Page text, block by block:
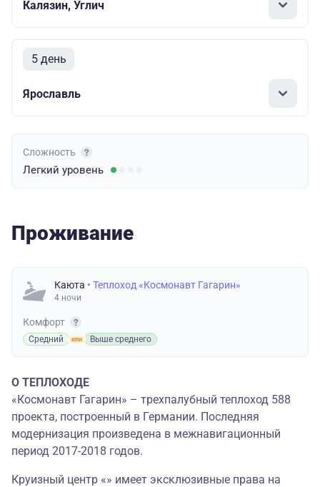
Калязин, Углич
5 день
Ярославль
Сложность
Легкий уровень
Проживание
Каюта • Теплоход «Космонавт Гагарин»
4 ночи
Комфорт
Средний Выше среднего
О ТЕПЛОХОДЕ
«Космонавт Гагарин» – трехпалубный теплоход 588
проекта, построенный в Германии. Последняя
модернизация произведена в межнавигационный
период 2017-2018 годов.
Круизный центр «» имеет эксклюзивные права на